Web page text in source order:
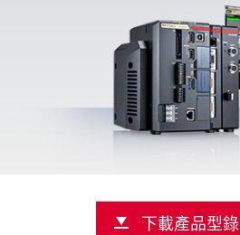
下載產品型錄